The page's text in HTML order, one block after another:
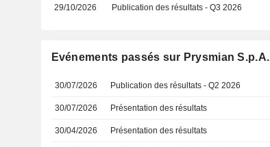
29/10/2026 Publication des résultats - Q3 2026
Evénements passés sur Prysmian S.p.A.
30/07/2026 Publication des résultats - Q2 2026
30/07/2026 Présentation des résultats
30/04/2026 Présentation des résultats